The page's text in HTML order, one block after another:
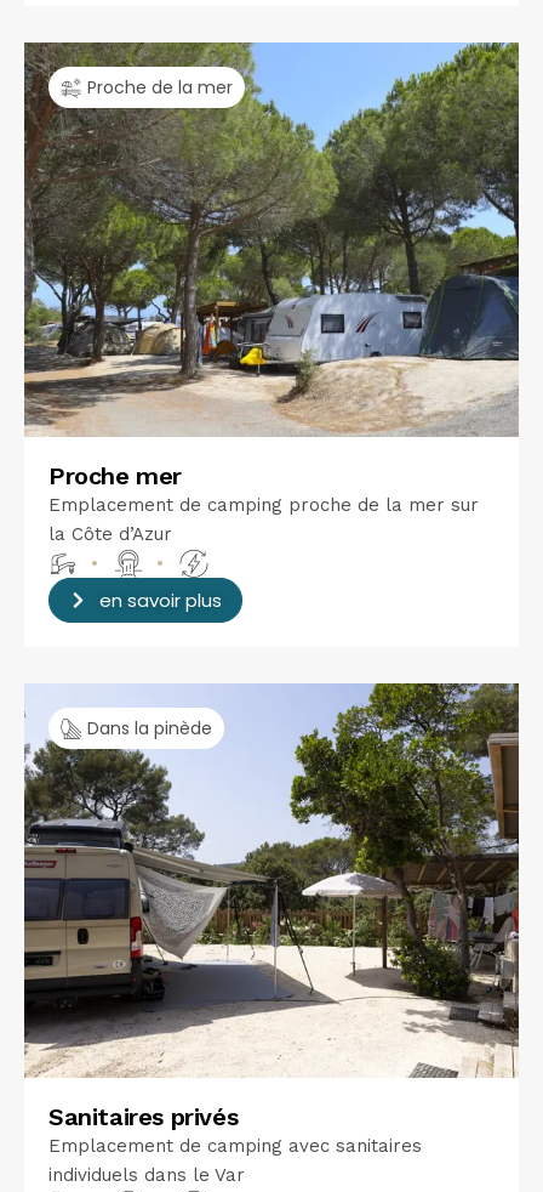
Proche de la mer
Proche mer
Emplacement de camping proche de la mer sur
la Côte d’Azur
•
•
en savoir plus
Dans la pinède
Sanitaires privés
Emplacement de camping avec sanitaires
individuels dans le Var